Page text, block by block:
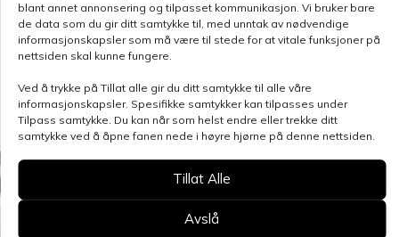
blant annet annonsering og tilpasset kommunikasjon. Vi bruker bare
de data som du gir ditt samtykke til, med unntak av nødvendige
informasjonskapsler som må være til stede for at vitale funksjoner på
nettsiden skal kunne fungere.
Ved å trykke på Tillat alle gir du ditt samtykke til alle våre
informasjonskapsler. Spesifikke samtykker kan tilpasses under
Tilpass samtykke. Du kan når som helst endre eller trekke ditt
samtykke ved å åpne fanen nede i høyre hjørne på denne nettsiden.
Tillat Alle
Avslå